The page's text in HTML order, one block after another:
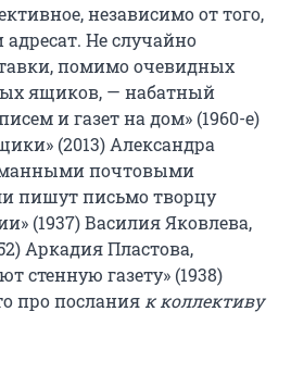
независимо от того,
Не случайно
помимо очевидных
ящиков, — набатный
и газет на дом» (1960-е)
(2013) Александра
почтовыми
пишут письмо творцу
(1937) Василия Яковлева,
Аркадия Пластова,
стенную газету» (1938)
про послания к коллективу